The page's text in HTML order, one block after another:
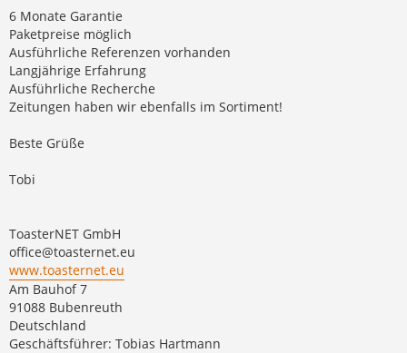
6 Monate Garantie
Paketpreise möglich
Ausführliche Referenzen vorhanden
Langjährige Erfahrung
Ausführliche Recherche
Zeitungen haben wir ebenfalls im Sortiment!
Beste Grüße
Tobi
ToasterNET GmbH
office@toasternet.eu
www.toasternet.eu
Am Bauhof 7
91088 Bubenreuth
Deutschland
Geschäftsführer: Tobias Hartmann